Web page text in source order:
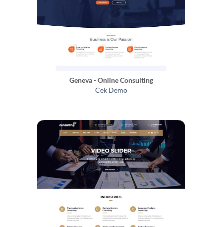
Geneva - Online Consulting
Cek Demo